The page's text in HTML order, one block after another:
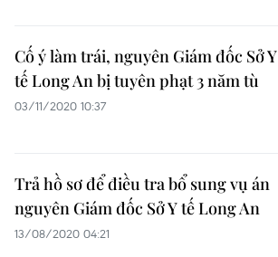
Cố ý làm trái, nguyên Giám đốc Sở Y
tế Long An bị tuyên phạt 3 năm tù
03/11/2020 10:37
Trả hồ sơ để điều tra bổ sung vụ án
nguyên Giám đốc Sở Y tế Long An
13/08/2020 04:21